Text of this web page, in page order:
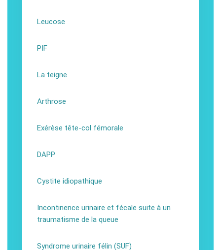
Leucose
PIF
La teigne
Arthrose
Exérèse tête-col fémorale
DAPP
Cystite idiopathique
Incontinence urinaire et fécale suite à un
traumatisme de la queue
Syndrome urinaire félin (SUF)